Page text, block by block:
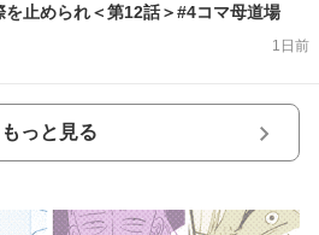
を止められ＜第12話＞#4コマ母道場
1日前
もっと見る